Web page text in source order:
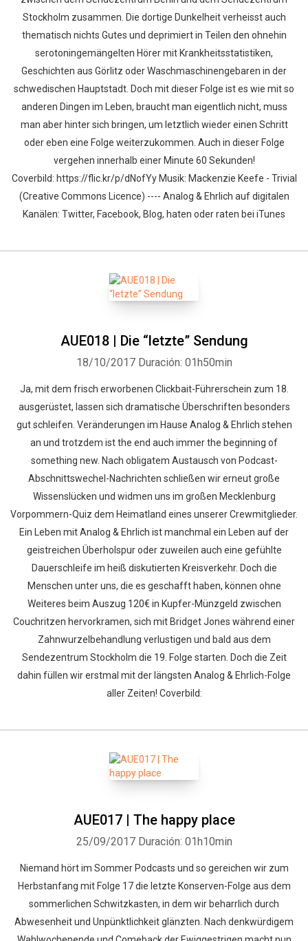
Stockholm zusammen. Die dortige Dunkelheit verheisst auch
thematisch nichts Gutes und deprimiert in Teilen den ohnehin
serotoningemängelten Hörer mit Krankheitsstatistiken,
Geschichten aus Görlitz oder Waschmaschinengebaren in der
schwedischen Hauptstadt. Doch mit dieser Folge ist es wie mit so
anderen Dingen im Leben, braucht man eigentlich nicht, muss
man aber hinter sich bringen, um letztlich wieder einen Schritt
oder eben eine Folge weiterzukommen. Auch in dieser Folge
vergehen innerhalb einer Minute 60 Sekunden!
Coverbild: https://flic.kr/p/dNofYy Musik: Mackenzie Keefe - Trivial
(Creative Commons Licence) ---- Analog & Ehrlich auf digitalen
Kanälen: Twitter, Facebook, Blog, haten oder raten bei iTunes
AUE018 | Die “letzte” Sendung
18/10/2017 Duración: 01h50min
Ja, mit dem frisch erworbenen Clickbait-Führerschein zum 18.
ausgerüstet, lassen sich dramatische Überschriften besonders
gut schleifen. Veränderungen im Hause Analog & Ehrlich stehen
an und trotzdem ist the end auch immer the beginning of
something new. Nach obligatem Austausch von Podcast-
Abschnittswechel-Nachrichten schließen wir erneut große
Wissenslücken und widmen uns im großen Mecklenburg
Vorpommern-Quiz dem Heimatland eines unserer Crewmitglieder.
Ein Leben mit Analog & Ehrlich ist manchmal ein Leben auf der
geistreichen Überholspur oder zuweilen auch eine gefühlte
Dauerschleife im heiß diskutierten Kreisverkehr. Doch die
Menschen unter uns, die es geschafft haben, können ohne
Weiteres beim Auszug 120€ in Kupfer-Münzgeld zwischen
Couchritzen hervorkramen, sich mit Bridget Jones während einer
Zahnwurzelbehandlung verlustigen und bald aus dem
Sendezentrum Stockholm die 19. Folge starten. Doch die Zeit
dahin füllen wir erstmal mit der längsten Analog & Ehrlich-Folge
aller Zeiten! Coverbild:
AUE017 | The happy place
25/09/2017 Duración: 01h10min
Niemand hört im Sommer Podcasts und so gereichen wir zum
Herbstanfang mit Folge 17 die letzte Konserven-Folge aus dem
sommerlichen Schwitzkasten, in dem wir beharrlich durch
Abwesenheit und Unpünktlichkeit glänzten. Nach denkwürdigem